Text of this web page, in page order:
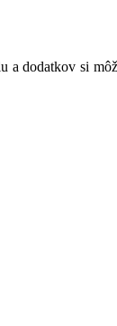
a dodatkov si